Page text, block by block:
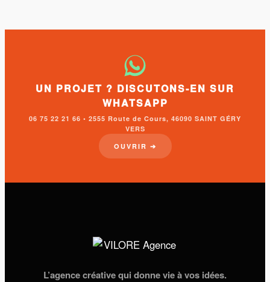
UN PROJET ? DISCUTONS-EN SUR
WHATSAPP
06 75 22 21 66 • 2555 Route de Cours, 46090 SAINT GÉRY
VERS
OUVRIR ➔
L’agence créative qui donne vie à vos idées.